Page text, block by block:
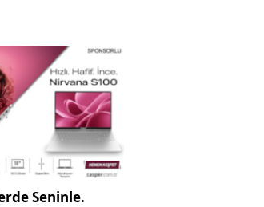
Seninle.